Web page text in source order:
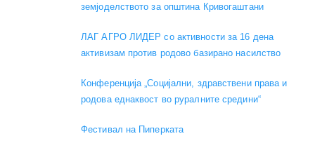
земјоделството за општина Кривогаштани
ЛАГ АГРО ЛИДЕР со активности за 16 дена
активизам против родово базирано насилство
Конференција „Социјални, здравствени права и
родова еднаквост во руралните средини“
Фестивал на Пиперката